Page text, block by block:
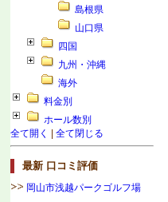
島根県
山口県
四国
九州・沖縄
海外
料金別
ホール数別
全て開く
全て閉じる
最新 口コミ評価
岡山市浅越パークゴルフ場